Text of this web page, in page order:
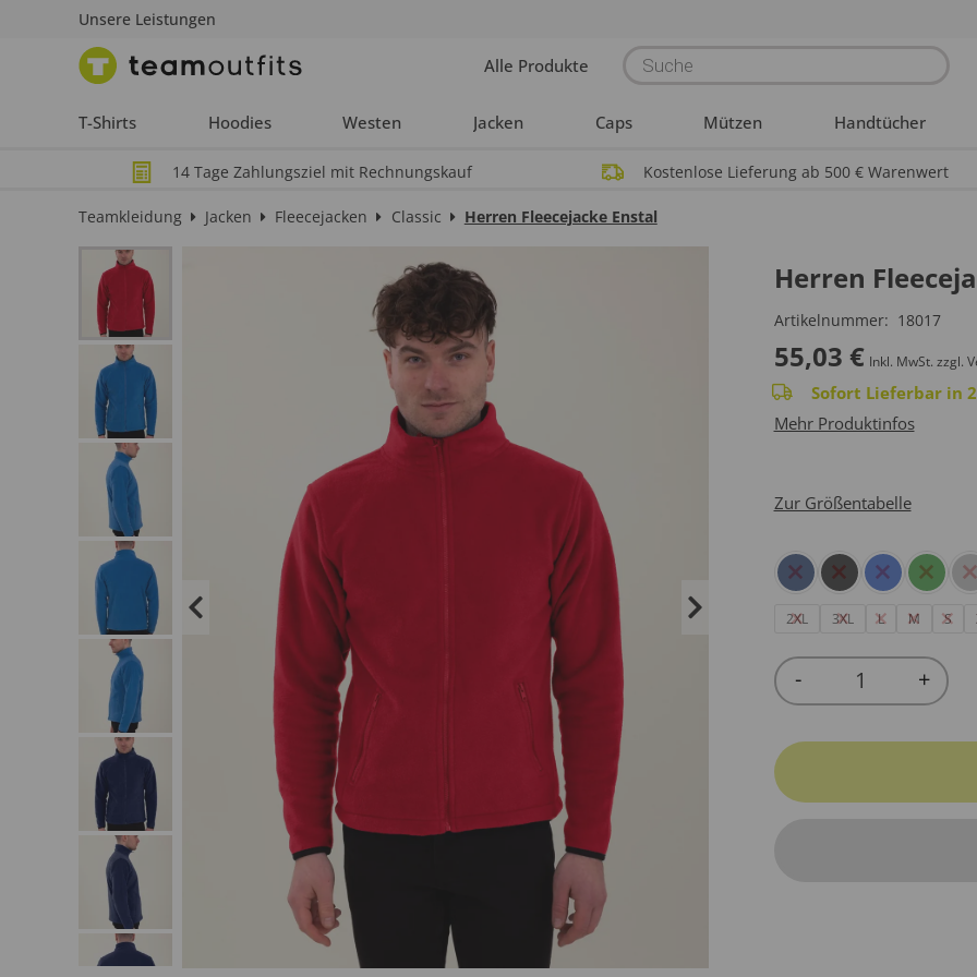
Unsere Leistungen
Alle Produkte Products
search
T-Shirts Hoodies Westen Jacken Caps Mützen Handtücher
14 Tage Zahlungsziel mit Rechnungskauf Kostenlose Lieferung ab 500 € Warenwert
Teamkleidung Jacken Fleecejacken Classic Herren Fleecejacke Enstal
Herren
Artikelnummer: 18017
55,03 € Inkl. MwSt. zzgl.
Sofort Lieferbar in
Mehr Produktinfos
Zur Größentabelle
2XL 3XL L M S
Quantity
- +